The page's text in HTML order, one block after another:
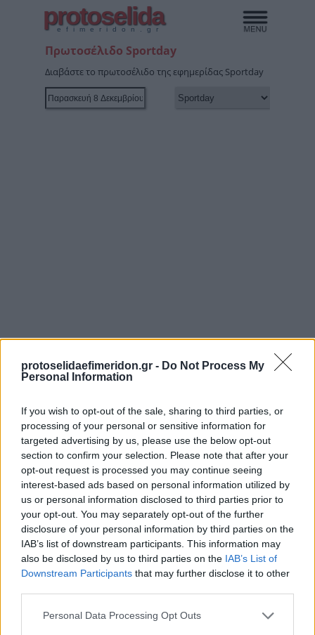
protoselidaefimeridon.gr - Do Not Process My
Personal Information
If you wish to opt-out of the sale, sharing to third parties, or
processing of your personal or sensitive information for
targeted advertising by us, please use the below opt-out
section to confirm your selection. Please note that after your
opt-out request is processed you may continue seeing
interest-based ads based on personal information utilized by
us or personal information disclosed to third parties prior to
your opt-out. You may separately opt-out of the further
disclosure of your personal information by third parties on the
IAB’s list of downstream participants. This information may
also be disclosed by us to third parties on the IAB’s List of
Downstream Participants that may further disclose it to other
Please note that this website/app uses one or more Google
Personal Data Processing Opt Outs
protoselida
efimeridon.gr
Πρωτοσέλιδο Sportday
Διαβάστε το πρωτοσέλιδο της εφημερίδας Sportday
Προηγούμενη
Livesport
Επόμενη
Φως των σπορ